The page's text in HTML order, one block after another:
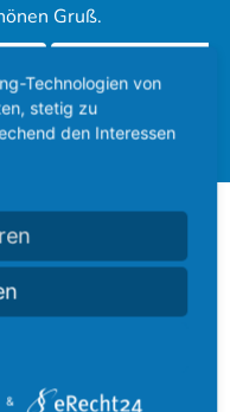
Gruß.
Ford Cougar
2002 gegründet und
blaue Oval.
Fachforum. Darüber
Technologien von
stetig zu
den Interessen
&